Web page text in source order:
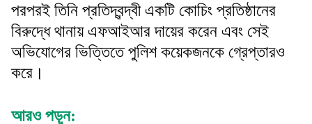
পরপরই তিনি প্রতিদ্বন্দ্বী একটি কোচিং প্রতিষ্ঠানের
বিরুদ্ধে থানায় এফআইআর দায়ের করেন এবং সেই
অভিযোগের ভিত্তিতে পুলিশ কয়েকজনকে গ্রেপ্তারও
করে।
আরও পড়ুন: